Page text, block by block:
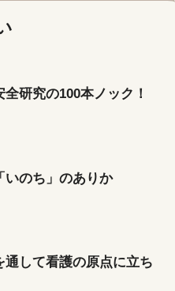
研究の100本ノック！
いのち」のありか
通して看護の原点に立ち